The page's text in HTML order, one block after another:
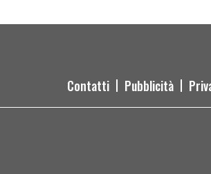
Contatti Pubblicità